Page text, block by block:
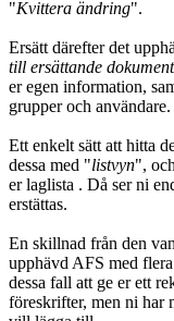
"Kvittera ändring".
Ersätt därefter det
till ersättande dokument
er egen information,
grupper och användare.
Ett enkelt sätt att hitta
dessa med "listvyn",
er laglista . Då ser ni
erstättas.
En skillnad från den
upphävd AFS med
dessa fall att ge er ett
föreskrifter, men ni har